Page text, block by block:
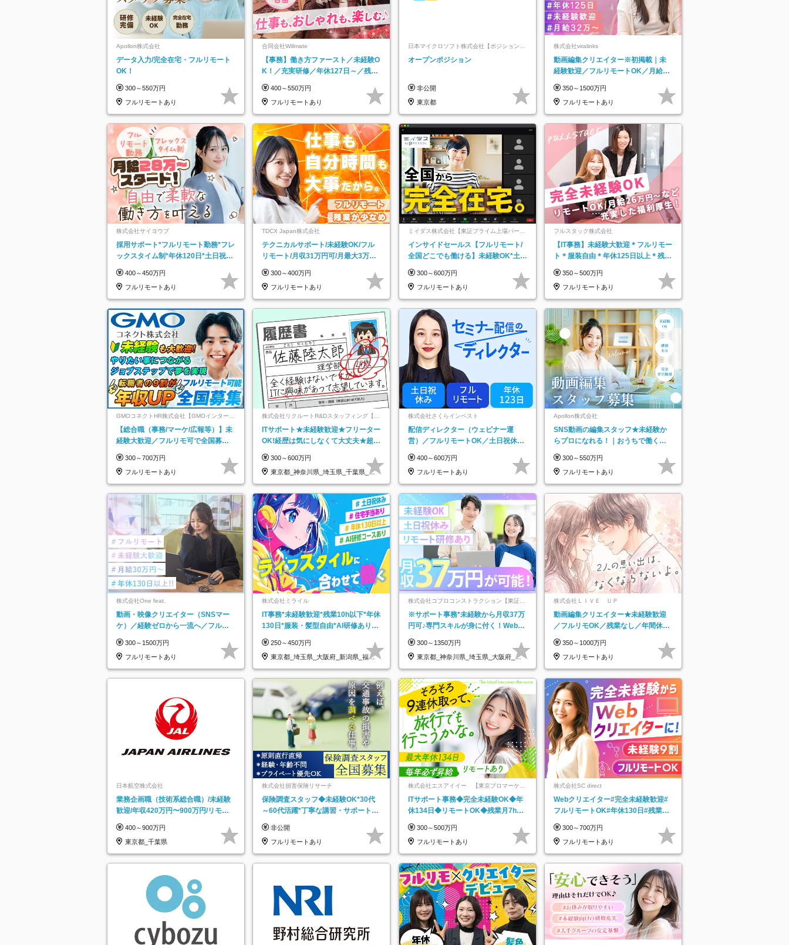
Apollon株式会社
データ入力/完全在宅・フルリモート
OK！
300～550万円
フルリモートあり
合同会社Willmate
【事務】働き方ファースト／未経験O
K！／充実研修／年休127日～／残業
400～550万円
フルリモートあり
日本マイクロソフト株式会社【ポジションマ
ッチ登録】
オープンポジション
非公開
東京都
株式会社viralinks
動画編集クリエイター※初掲載｜未
経験歓迎／フルリモートOK／月給32
350～1500万円
フルリモートあり
株式会社サイヨウブ
採用サポート*フルリモート勤務*フレ
ックスタイム制*年休120日*土日祝休
400～450万円
フルリモートあり
TDCX Japan株式会社
テクニカルサポート/未経験OK/フル
リモート/月収31万円可/月最大3万の
300～400万円
フルリモートあり
ミイダス株式会社【東証プライム上場パーソ
インサイドセールス【フルリモート/
全国どこでも働ける】未経験OK*土日
300～600万円
フルリモートあり
フルスタック株式会社
【IT事務】未経験大歓迎＊フルリモー
ト＊服装自由＊年休125日以上＊残業
350～500万円
フルリモートあり
GMOコネクトHR株式会社【GMOインターネ
ットグループ】
【総合職（事務/マーケ/広報等）】未
経験大歓迎／フルリモ可で全国募
★
300～700万円
フルリモートあり
株式会社リクルートR&Dスタッフィング【リ
クルートグループ】
ITサポート★未経験歓迎★フリーター
OK!経歴は気にしなくて大丈夫★超大
300～600万円
東京都_神奈川県_埼玉県_千葉県_大
阪府…
株式会社さくらインベスト
配信ディレクター（ウェビナー運
営）／フルリモートOK／土日祝休み
400～600万円
フルリモートあり
Apollon株式会社
SNS動画の編集スタッフ★未経験か
らプロになれる！｜おうちで働くフ
300～550万円
フルリモートあり
株式会社One feat.
動画・映像クリエイター（SNSマー
ケ）／経験ゼロから一流へ／フルリ
日以上
300～1500万円
フルリモートあり
株式会社ミライル
IT事務*未経験歓迎*残業10h以下*年休
130日*服装・髪型自由*AI研修あり*
250～450万円
東京都_埼玉県_大阪府_新潟県_福岡
県
株式会社コプロコンストラクション【東証プ
ライム上場コプロ・ホールディングス子会
社】
※サポート事務*未経験から月収37万
円可♪専門スキルが身に付く！Web面
300～1350万円
東京都_神奈川県_埼玉県_大阪府_愛
知県…
株式会社ＬＩＶＥ ＵＰ
動画編集クリエイター★未経験歓迎
／フルリモOK／残業なし／年間休日
実で安心
350～1000万円
フルリモートあり
日本航空株式会社
業務企画職（技術系総合職）/未経験
歓迎/年収420万円〜900万円/リモー
400～900万円
東京都_千葉県
株式会社損害保険リサーチ
保険調査スタッフ◆未経験OK*30代
～60代活躍*丁寧な講習・サポートあ
託
非公開
フルリモートあり
株式会社エスアイイー 【東京プロマーケッ
ITサポート事務◆完全未経験OK◆年
休134日◆リモートOK◆残業月7h以
300～500万円
フルリモートあり
株式会社SC direct
Webクリエイター#完全未経験歓迎#
フルリモートOK#年休130日#残業月
300～700万円
フルリモートあり